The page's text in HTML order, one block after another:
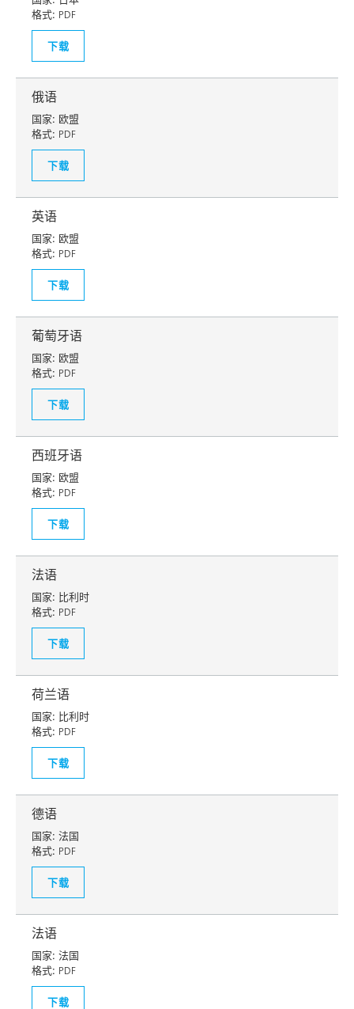
格式: PDF
下载
俄语
国家: 欧盟
格式: PDF
下载
英语
国家: 欧盟
格式: PDF
下载
葡萄牙语
国家: 欧盟
格式: PDF
下载
西班牙语
国家: 欧盟
格式: PDF
下载
法语
国家: 比利时
格式: PDF
下载
荷兰语
国家: 比利时
格式: PDF
下载
德语
国家: 法国
格式: PDF
下载
法语
国家: 法国
格式: PDF
下载